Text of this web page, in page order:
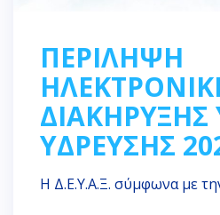
ΠΕΡΙΛΗΨΗ
ΔΙΑΚΗΡΥΞΗΣ
ΥΔΡΕΥΣΗΣ
Η Δ.Ε.Υ.Α.Ξ. σύμφωνα με